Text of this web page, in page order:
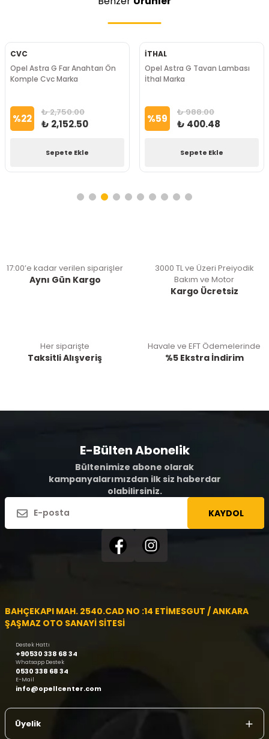
CVC
Opel Astra G Far Anahtarı Ön
Komple Cvc Marka
%22 ₺ 2,750.00
₺ 2,152.50
Sepete Ekle
İTHAL
Opel Astra G Tavan Lambası
İthal Marka
%59 ₺ 988.00
₺ 400.48
Sepete Ekle
17:00’e kadar verilen siparişler
Aynı Gün Kargo
3000 TL ve Üzeri Preiyodik
Bakım ve Motor
Kargo Ücretsiz
Her siparişte
Taksitli Alışveriş
Havale ve EFT Ödemelerinde
%5 Ekstra İndirim
E-Bülten Abonelik
Bültenimize abone olarak
kampanyalarımızdan ilk siz haberdar
olabilirsiniz.
KAYDOL
BAHÇEKAPI MAH. 2540.CAD NO :14 ETİMESGUT / ANKARA
ŞAŞMAZ OTO SANAYİ SİTESİ
Destek Hattı
+90530 338 68 34
Whatsapp Destek
0530 338 68 34
E-Mail
info@opellcenter.com
Üyelik